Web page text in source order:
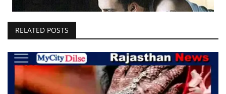
RELATED POSTS